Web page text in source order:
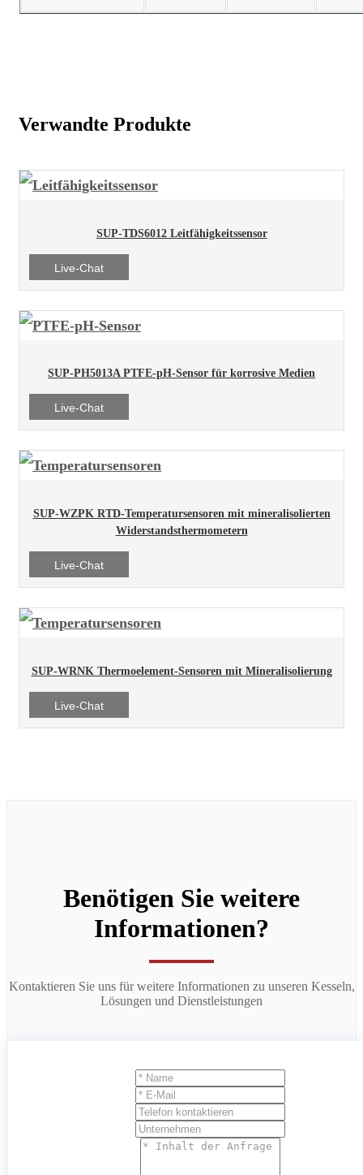
Verwandte Produkte
SUP-TDS6012 Leitfähigkeitssensor
Live-Chat
SUP-PH5013A PTFE-pH-Sensor für korrosive Medien
Live-Chat
SUP-WZPK RTD-Temperatursensoren mit mineralisolierten
Widerstandsthermometern
Live-Chat
SUP-WRNK Thermoelement-Sensoren mit Mineralisolierung
Live-Chat
Benötigen Sie weitere
Informationen?
Kontaktieren Sie uns für weitere Informationen zu unseren Kesseln,
Lösungen und Dienstleistungen